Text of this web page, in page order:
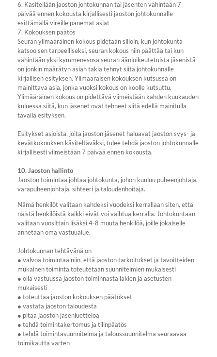
6. Käsitellään jaoston johtokunnan tai jäsenten vähintään 7
päivää ennen kokousta kirjallisesti jaoston johtokunnalle
esittämällä vireille panemat asiat
7. Kokouksen päätös
Seuran ylimääräinen kokous pidetään silloin, kun johtokunta
katsoo sen tarpeelliseksi, seuran kokous niin päättää tai kun
vähintään yksi kymmenesosa seuran äänioikeutetuista jäsenistä
on jonkin määrätyn asian takia tehnyt siitä johtokunnalle
kirjallisen esityksen. Ylimääräisen kokouksen kutsussa on
mainittava asia, jonka vuoksi kokous on koolle kutsuttu.
Ylimääräinen kokous on pidettävä viimeistään kahden kuukauden
kuluessa siitä, kun jäsenet ovat tehneet siitä edellä mainitulla
tavalla esityksen.
Esitykset asioista, joita jaoston jäsenet haluavat jaoston syys- ja
kevätkokouksen käsiteltäväksi, tulee tehdä jaoston johtokunnalle
kirjallisesti viimeistään 7 päivää ennen kokousta.
10. Jaoston hallinto
Jaoston toimintaa johtaa johtokunta, johon kuuluu puheenjohtaja,
varapuheenjohtaja, sihteeri ja taloudenhoitaja.
Nämä henkilöt valitaan kahdeksi vuodeksi kerrallaan siten, että
näistä henkilöistä kaikki eivät voi vaihtua kerralla. Johtokuntaan
valitaan vuosittain lisäksi 4-8 muuta henkilöä, joille jokaiselle
annetaan oma vastuualue.
Johtokunnan tehtävänä on
● valvoa toimintaa niin, että jaoston tarkoitukset ja tavoitteiden
mukainen toiminta toteutetaan suunnitelmien mukaisesti
● olla vastuussa jaoston toiminnasta lakien ja asetusten
mukaisesti
● toteuttaa jaoston kokouksen päätökset
● vastata jaoston taloudesta
● pitää jaoston jäsenluetteloa
● tehdä toimintakertomus ja tilinpäätös
● tehdä toimintasuunnitelma ja taloussuunnitelma seuraavaa
toimikautta varten